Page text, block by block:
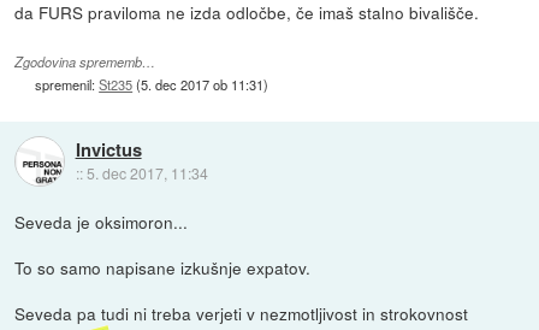
da FURS praviloma ne izda odločbe, če imaš stalno bivališče.
Zgodovina sprememb…
spremenil:St235(5. dec 2017 ob 11:31)
Invictus
:: 5. dec 2017, 11:34
Seveda je oksimoron...
To so samo napisane izkušnje expatov.
Seveda pa tudi ni treba verjeti v nezmotljivost in strokovnost